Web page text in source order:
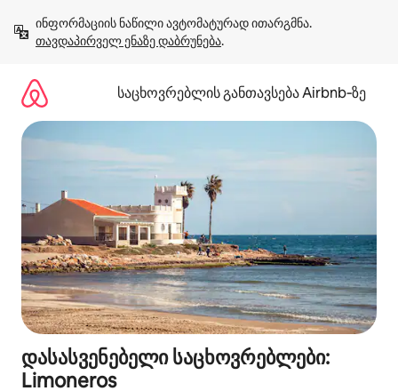
გადასვლა
თავდაპირველ ენაზე დაბრუნება.
საცხოვრებლის განთავსება Airbnb‑ზე
დასასვენებელი საცხოვრებლები:
Limoneros